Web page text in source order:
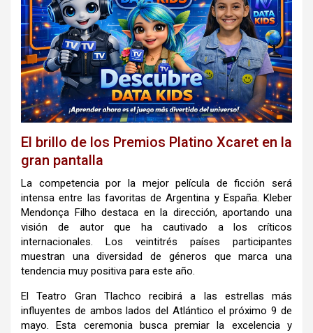
El brillo de los Premios Platino Xcaret en la
gran pantalla
La competencia por la mejor película de ficción será
intensa entre las favoritas de Argentina y España. Kleber
Mendonça Filho destaca en la dirección, aportando una
visión de autor que ha cautivado a los críticos
internacionales. Los veintitrés países participantes
muestran una diversidad de géneros que marca una
tendencia muy positiva para este año.
El Teatro Gran Tlachco recibirá a las estrellas más
influyentes de ambos lados del Atlántico el próximo 9 de
mayo. Esta ceremonia busca premiar la excelencia y